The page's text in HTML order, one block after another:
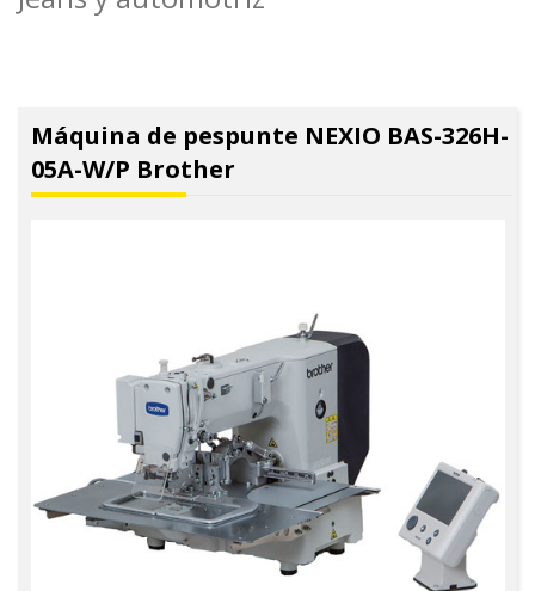
Máquina de pespunte NEXIO BAS-326H-
05A-W/P Brother